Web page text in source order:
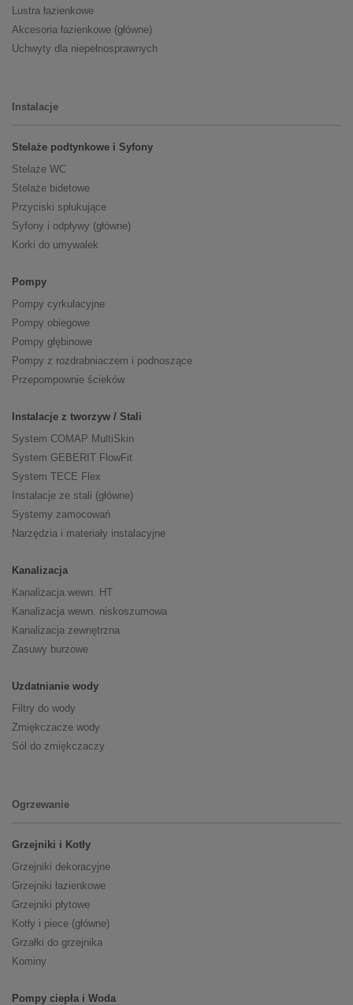
Lustra łazienkowe
Akcesoria łazienkowe (główne)
Uchwyty dla niepełnosprawnych
Instalacje
Stelaże podtynkowe i Syfony
Stelaże WC
Stelaże bidetowe
Przyciski spłukujące
Syfony i odpływy (główne)
Korki do umywalek
Pompy
Pompy cyrkulacyjne
Pompy obiegowe
Pompy głębinowe
Pompy z rozdrabniaczem i podnoszące
Przepompownie ścieków
Instalacje z tworzyw / Stali
System COMAP MultiSkin
System GEBERIT FlowFit
System TECE Flex
Instalacje ze stali (główne)
Systemy zamocowań
Narzędzia i materiały instalacyjne
Kanalizacja
Kanalizacja wewn. HT
Kanalizacja wewn. niskoszumowa
Kanalizacja zewnętrzna
Zasuwy burzowe
Uzdatnianie wody
Filtry do wody
Zmiękczacze wody
Sól do zmiękczaczy
Ogrzewanie
Grzejniki i Kotły
Grzejniki dekoracyjne
Grzejniki łazienkowe
Grzejniki płytowe
Kotły i piece (główne)
Grzałki do grzejnika
Kominy
Pompy ciepła i Woda